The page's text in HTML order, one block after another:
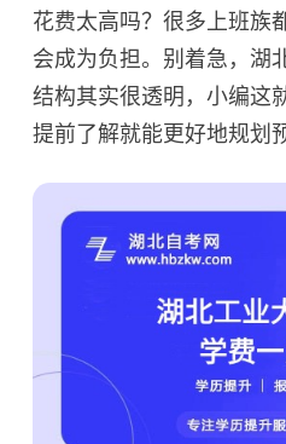
花费太高吗？很多上班族
会成为负担。别着急，湖
结构其实很透明，小编这
提前了解就能更好地规划